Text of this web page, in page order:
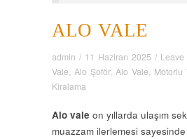
ALO VALE
admin / 11 Haziran 2025 /
Vale Alo Şoför, Alo Vale Motorlu
Kiralama
Alo vale on yıllarda ulaşım
muazzam ilerlemesi